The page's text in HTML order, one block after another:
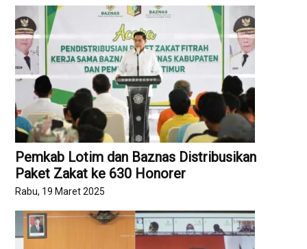
Pemkab Lotim dan Baznas Distribusikan
Paket Zakat ke 630 Honorer
Rabu, 19 Maret 2025